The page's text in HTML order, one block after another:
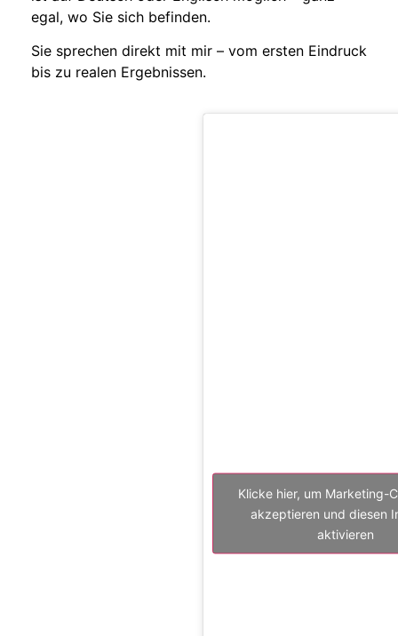
egal, wo Sie sich befinden.
Sie sprechen direkt mit mir – vom ersten Eindruck
bis zu realen Ergebnissen.
Klicke hier, um Marketing-
akzeptieren und diesen
aktivieren